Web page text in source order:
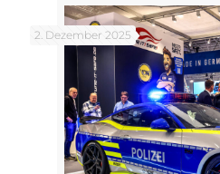
2. Dezember 2025